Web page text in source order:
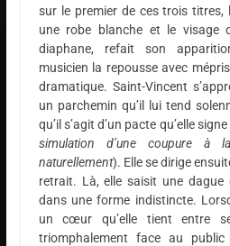
sur le premier de ces trois titres,
une robe blanche et le visage
diaphane, refait son
musicien la repousse avec
dramatique. Saint-Vincent
un parchemin qu’il lui tend
qu’il s’agit d’un pacte qu’elle
simulation d’une coupure
naturellement). Elle se dirige
retrait. Là, elle saisit une dague
dans une forme indistincte.
un cœur qu’elle tient entre
triomphalement face au public